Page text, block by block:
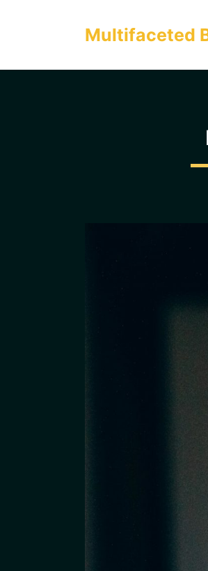
로
Multifaceted